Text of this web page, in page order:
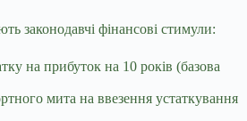
законодавчі фінансові стимули:
на прибуток на 10 років (базова
мита на ввезення устаткування